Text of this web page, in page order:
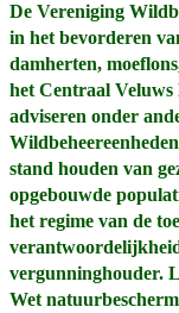
De Vereniging
in het bevorderen
damherten,
het Centraal
adviseren onder
stand houden van
opgebouwde
het regime van de
vergunninghouder.
Wet